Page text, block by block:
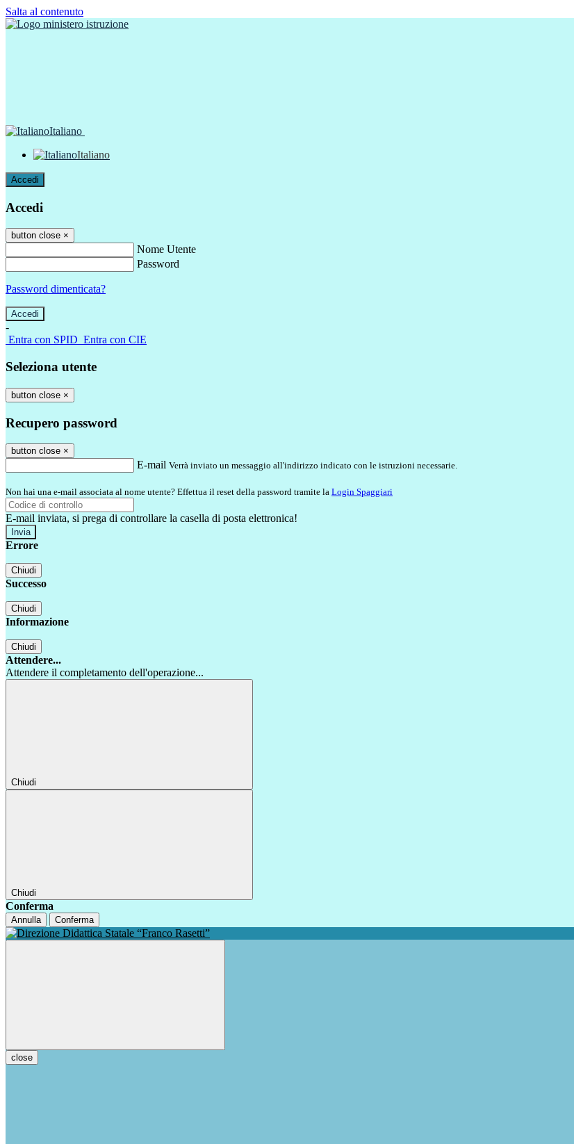
Salta al contenuto
Italiano
Italiano
Accedi
Accedi
button close ×
Nome Utente
Password
Password dimenticata?
-
Entra con SPID Entra con CIE
Seleziona utente
button close ×
Recupero password
button close ×
E-mail Verrà inviato un messaggio all'indirizzo indicato con le istruzioni necessarie.
Non hai una e-mail associata al nome utente? Effettua il reset della password tramite la Login Spaggiari
E-mail inviata, si prega di controllare la casella di posta elettronica!
Errore
Chiudi
Successo
Chiudi
Informazione
Chiudi
Attendere...
Attendere il completamento dell'operazione...
Chiudi
Chiudi
Conferma
Annulla Conferma
close